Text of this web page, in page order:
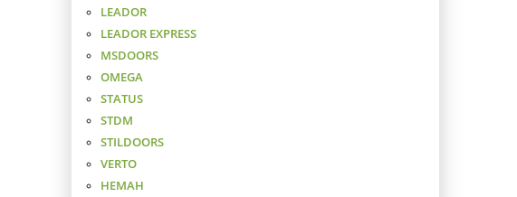
LEADOR
LEADOR EXPRESS
MSDOORS
OMEGA
STATUS
STDM
STILDOORS
VERTO
НЕМАН